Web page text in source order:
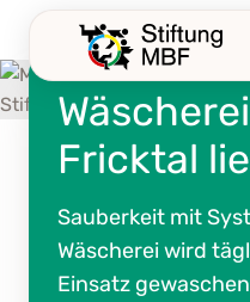
m
I
Fricktal
Sauberkeit mit
Wäscherei wird
Einsatz